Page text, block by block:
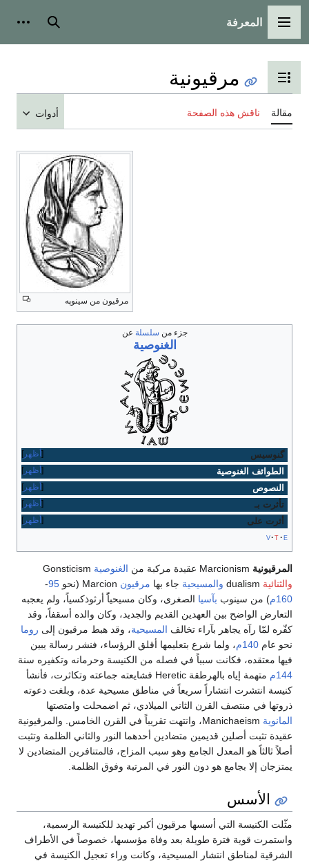
القائمة الرئيسية
المعرفة بحث
تبديل عرض جدول المحتويات
مرقيونية
مقالة ناقش هذه الصفحة أدوات
مرقيون من سينوپه
جزء من سلسلة عن
الغنوصية
أظهر گنوسيس
أظهر الطوائف الغنوصية
أظهر النصوص
أظهر تأثرت بـ
أظهر أثرت على
v t e
المرقيونية الغنوصية
والثنائية
والمسيحية جاء بها مرقيون 95
-
160م
) من سينوب بآسيا الصغرى، وكان مسيحياًً أرثوذكسياً، ولم يعجبه
التعارض الواضح بين العهدين القديم والجديد، وكان والده أسقفاً، وقد
كفّره لمّا رآه يجاهر بآراء تخالف المسيحية، وقد هبط مرقيون إلى روما
نحو عام 140م
، ولما شرع بتعليمها أقلق الرؤساء، فنشر رسالة يبين
فيها معتقده، فكانت سبباً في فصله من الكنيسة وحرمانه وتكفيره سنة
144م
متهمة إياه بالهرطقة Heretic فشايعته جماعته وتكاثرت، فأنشأ
كنيسة انتشرت انتشاراً سريعاً في مناطق مسيحية عدة، وبلغت دعوته
ذروتها في منتصف القرن الثاني الميلادي، ثم اضمحلت وامتصتها
المانوية
Manichaeism، وانتهت تقريباً في القرن الخامس. والمرقيونية
عقيدة تثبت أصلين قديمين متضادين أحدهما النور والثاني الظلمة وتثبت
أصلاً ثالثاً هو المعدل الجامع وهو سبب المزاج، فالمتنافرين المتضادين لا
يمتزجان إلا بجامع هو دون النور في المرتبة وفوق الظلمة.
الأسس
مثّلت الكنيسة التي أسسها مرقيون أكبر تهديد للكنيسة الرسمية،
واستمرت قوية فترة طويلة بعد وفاة مؤسسها، خصوصاً في الأطراف
الشرقية لمناطق انتشار المسيحية، وكانت وراء تعجيل الكنيسة في